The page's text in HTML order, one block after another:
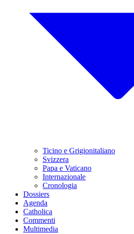
Ticino e Grigionitaliano
Svizzera
Papa e Vaticano
Internazionale
Cronologia
Dossiers
Agenda
Catholica
Commenti
Multimedia